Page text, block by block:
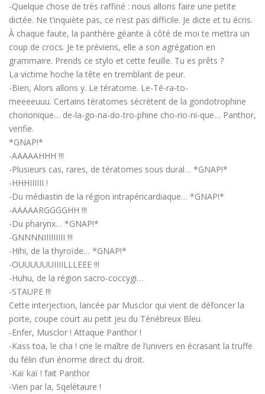
-Quelque chose de très raffiné : nous allons faire une petite
dictée. Ne t’inquiète pas, ce n’est pas difficile. Je dicte et tu écris.
À chaque faute, la panthère géante à côté de moi te mettra un
coup de crocs. Je te préviens, elle a son agrégation en
grammaire. Prends ce stylo et cette feuille. Tu es prêts ?
La victime hoche la tête en tremblant de peur.
-Bien, Alors allons y. Le tératome. Le-Té-ra-to-
meeeeuuu. Certains tératomes sécrètent de la gondotrophine
chorionique… de-la-go-na-do-tro-phine cho-rio-ni-que… Panthor,
verifie.
*GNAP!*
-AAAAAHHH !!!
-Plusieurs cas, rares, de tératomes sous dural… *GNAP!*
-HHHIIIIII !
-Du médiastin de la région intrapéricardiaque… *GNAP!*
-AAAAARGGGGHH !!!
-Du pharynx… *GNAP!*
-GNNNNIIIIIIIII !!!
-Hihi, de la thyroïde… *GNAP!*
-OUUUUUUIIIILLLEEE !!!
-Huhu, de la région sacro-coccygi…
-STAUPE !!!
Cette interjection, lancée par Musclor qui vient de défoncer la
porte, coupe court au petit jeu du Ténébreux Bleu.
-Enfer, Musclor ! Attaque Panthor !
-Kass toa, le cha ! crie le maître de l’univers en écrasant la truffe
du félin d’un énorme direct du droit.
-Kaï kaï ! fait Panthor
-Vien par la, Sqelétaure !